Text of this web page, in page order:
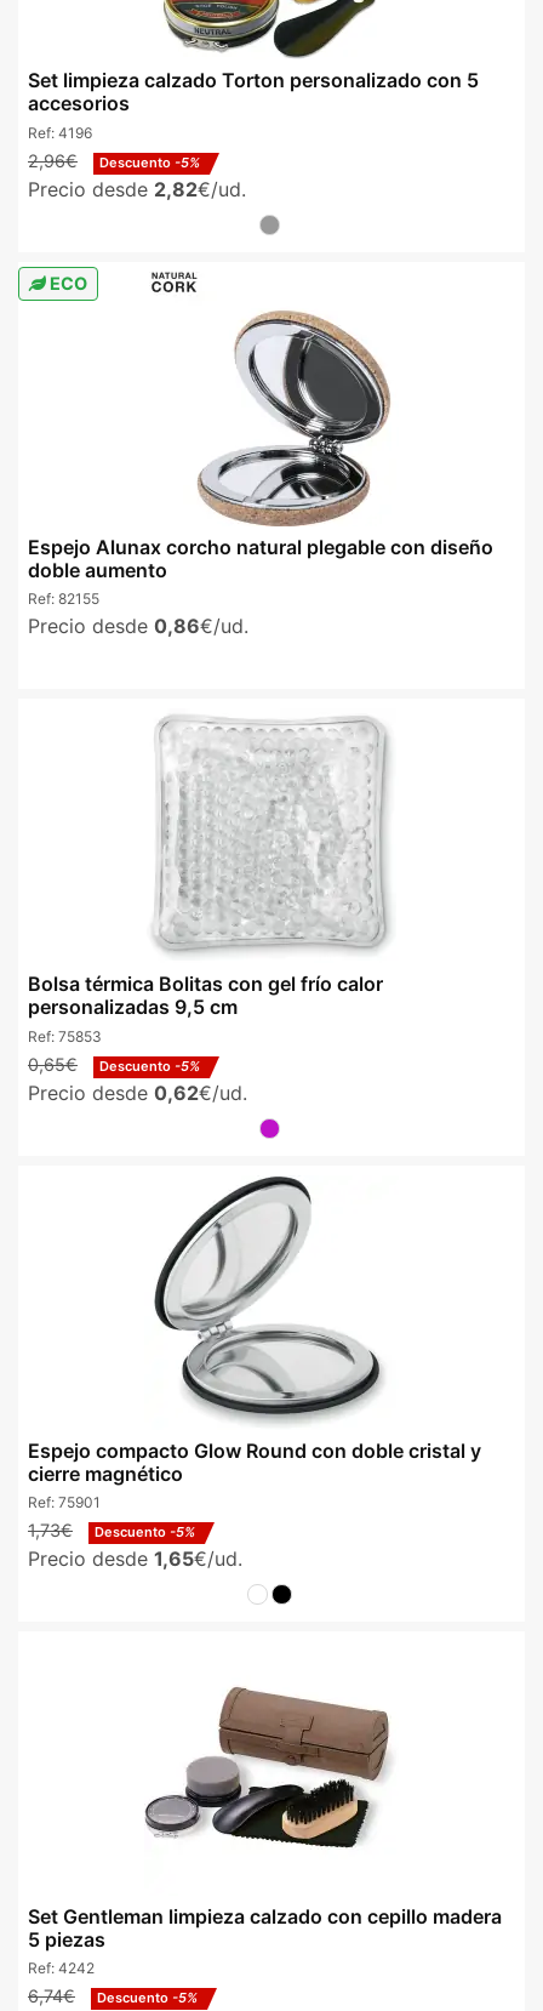
Set limpieza calzado Torton personalizado con 5
accesorios
Ref: 4196
2,96€ Descuento -5%
Precio desde 2,82€/ud.
ECO
Espejo Alunax corcho natural plegable con diseño
doble aumento
Ref: 82155
Precio desde 0,86€/ud.
Bolsa térmica Bolitas con gel frío calor
personalizadas 9,5 cm
Ref: 75853
0,65€ Descuento -5%
Precio desde 0,62€/ud.
Espejo compacto Glow Round con doble cristal y
cierre magnético
Ref: 75901
1,73€ Descuento -5%
Precio desde 1,65€/ud.
Set Gentleman limpieza calzado con cepillo madera
5 piezas
Ref: 4242
6,74€ Descuento -5%